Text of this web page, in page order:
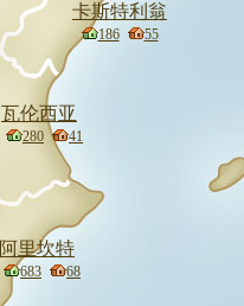
卡斯特利翁
186 55
瓦伦西亚
280 41
阿里坎特
683 68